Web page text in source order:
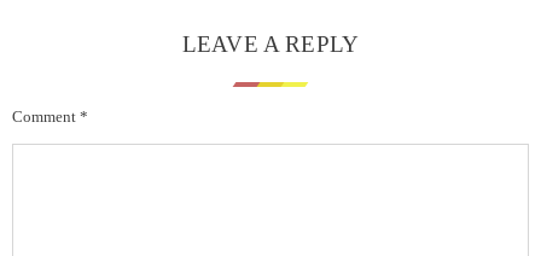
LEAVE A REPLY
Comment *